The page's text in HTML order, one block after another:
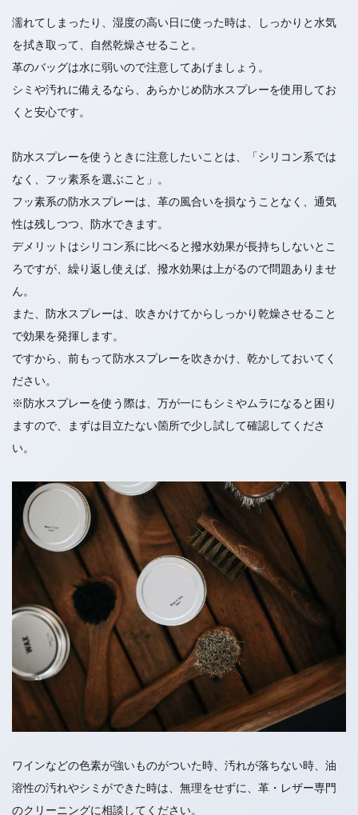
濡れてしまったり、湿度の高い日に使った時は、しっかりと水気
を拭き取って、自然乾燥させること。
革のバッグは水に弱いので注意してあげましょう。
シミや汚れに備えるなら、あらかじめ防水スプレーを使用してお
くと安心です。
防水スプレーを使うときに注意したいことは、「シリコン系では
なく、フッ素系を選ぶこと」。
フッ素系の防水スプレーは、革の風合いを損なうことなく、通気
性は残しつつ、防水できます。
デメリットはシリコン系に比べると撥水効果が長持ちしないとこ
ろですが、繰り返し使えば、撥水効果は上がるので問題ありませ
ん。
また、防水スプレーは、吹きかけてからしっかり乾燥させること
で効果を発揮します。
ですから、前もって防水スプレーを吹きかけ、乾かしておいてく
ださい。
※防水スプレーを使う際は、万が一にもシミやムラになると困り
ますので、まずは目立たない箇所で少し試して確認してくださ
い。
ワインなどの色素が強いものがついた時、汚れが落ちない時、油
溶性の汚れやシミができた時は、無理をせずに、革・レザー専門
のクリーニングに相談してください。